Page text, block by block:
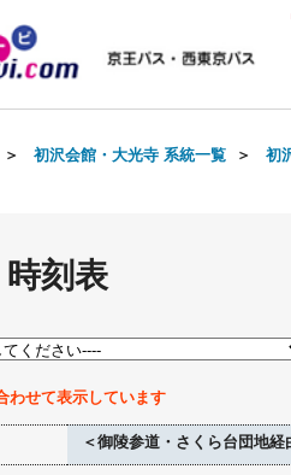
＞ 初沢会館・大光寺 系統一覧 ＞ 初
刻表
わせて表示しています
＜御陵参道・さくら台団地